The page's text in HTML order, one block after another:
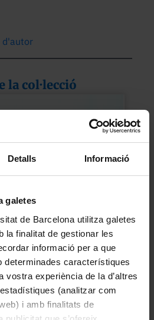
Detalls Informació
galetes
de Barcelona utilitza galetes
la finalitat de gestionar les
informació per a que
determinades característiques
vostra experiència de la d’altres
(analitzar com
i amb finalitats de
d'autor
la col·lecció